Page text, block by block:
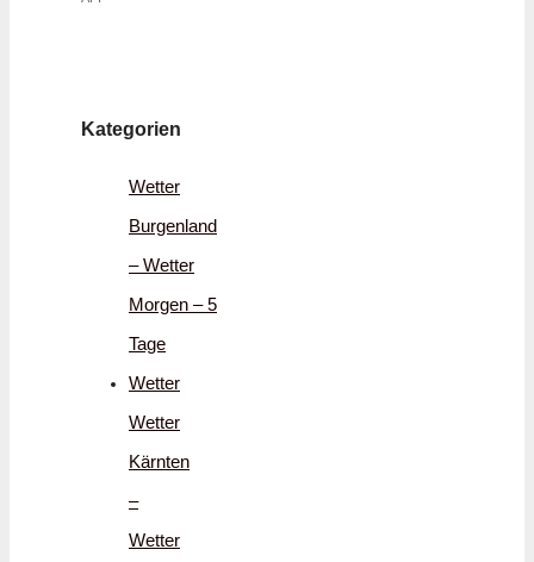
Kategorien
Wetter
Burgenland
– Wetter
Morgen – 5
Tage
Wetter
Wetter
Kärnten
–
Wetter